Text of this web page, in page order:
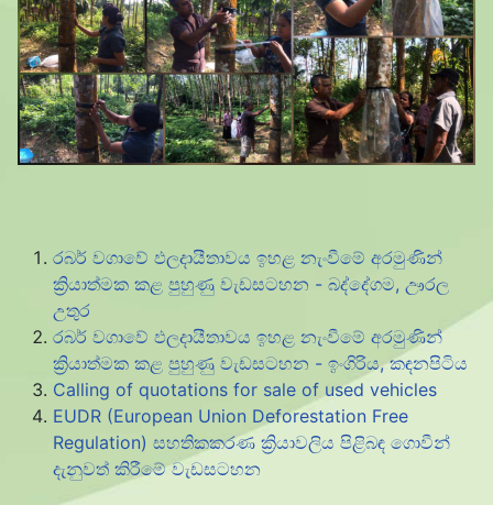
රබර් වගාවේ ඵලදායීතාවය ඉහළ නැංවීමේ අරමුණින්
ක්‍රියාත්මක කළ පුහුණු වැඩසටහන - බද්දේගම, ඌරල
උතුර
රබර් වගාවේ ඵලදායීතාවය ඉහළ නැංවීමේ අරමුණින්
ක්‍රියාත්මක කළ පුහුණු වැඩසටහන - ඉංගිරිය, කඳනපිටිය
Calling of quotations for sale of used vehicles
EUDR (European Union Deforestation Free
Regulation) සහතිකකරණ ක්‍රියාවලිය පිළිබඳ ගොවීන්
දැනුවත් කිරීමේ වැඩසටහන